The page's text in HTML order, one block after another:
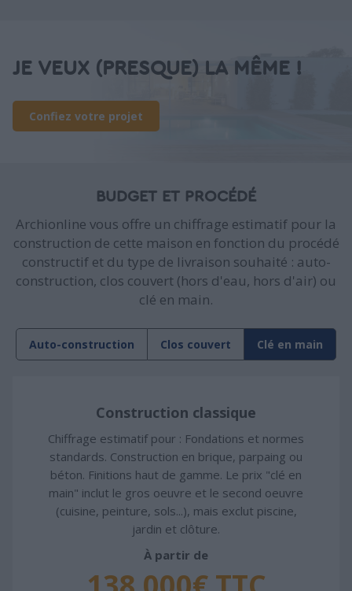
JE VEUX (PRESQUE) LA MÊME !
Confiez votre projet
BUDGET ET PROCÉDÉ
Archionline vous offre un chiffrage estimatif pour la
construction de cette maison en fonction du procédé
constructif et du type de livraison souhaité : auto-
construction, clos couvert (hors d'eau, hors d'air) ou
clé en main.
Auto-construction Clos couvert Clé en main
Construction classique
Chiffrage estimatif pour : Fondations et normes
standards. Construction en brique, parpaing ou
béton. Finitions haut de gamme. Le prix "clé en
main" inclut le gros oeuvre et le second oeuvre
(cuisine, peinture, sols...), mais exclut piscine,
jardin et clôture.
À partir de